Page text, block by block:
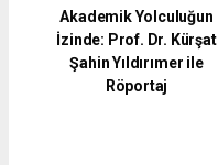
Akademik Yolculuğun
İzinde: Prof. Dr. Kürşat
Şahin Yıldırımer ile
Röportaj